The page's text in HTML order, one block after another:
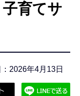
育てサ
2026年4月13日